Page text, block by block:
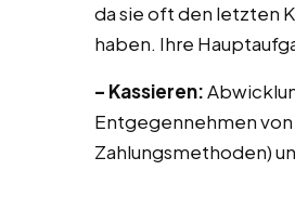
da sie oft den letzten
haben. Ihre
– Kassieren:
Entgegennehmen
Zahlungsmethoden)